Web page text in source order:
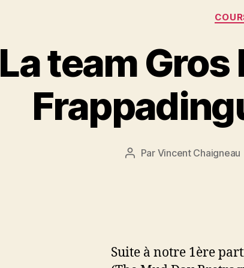
La team
Auteur
Par Vincent Chaigneau
Suite à notre 1ère